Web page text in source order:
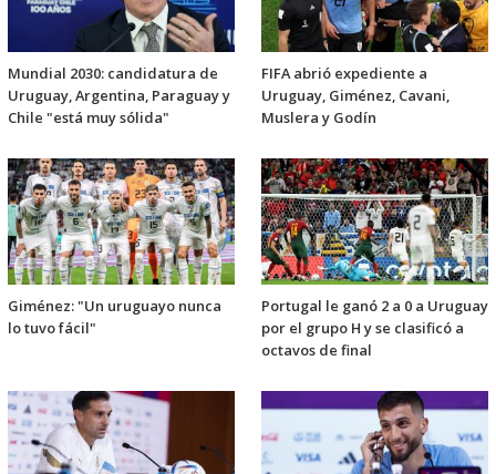
Mundial 2030: candidatura de
Uruguay, Argentina, Paraguay y
Chile "está muy sólida"
FIFA abrió expediente a
Uruguay, Giménez, Cavani,
Muslera y Godín
Giménez: "Un uruguayo nunca
lo tuvo fácil"
Portugal le ganó 2 a 0 a Uruguay
por el grupo H y se clasificó a
octavos de final